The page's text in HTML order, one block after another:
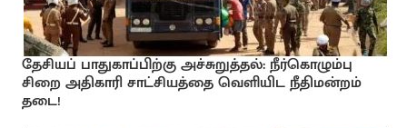
தேசியப் பாதுகாப்பிற்கு அச்சுறுத்தல்: நீர்கொழும்பு
சிறை அதிகாரி சாட்சியத்தை வெளியிட நீதிமன்றம்
தடை!